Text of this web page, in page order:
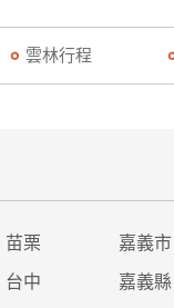
雲林行程
苗栗 嘉義市
台中 嘉義縣